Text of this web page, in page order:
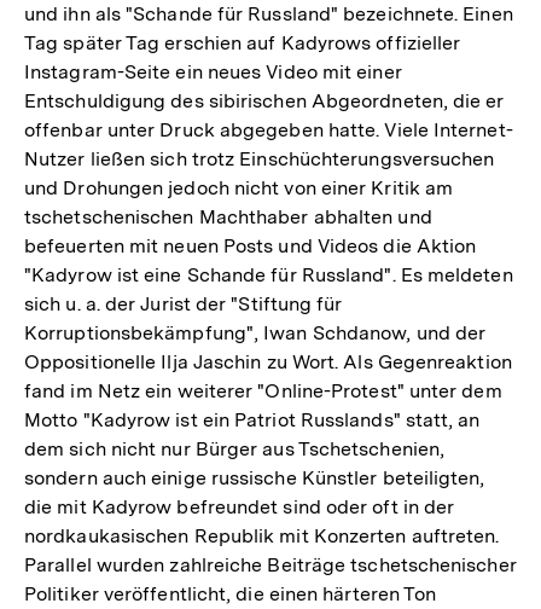
und ihn als "Schande für Russland" bezeichnete. Einen
Tag später Tag erschien auf Kadyrows offizieller
Instagram-Seite ein neues Video mit einer
Entschuldigung des sibirischen Abgeordneten, die er
offenbar unter Druck abgegeben hatte. Viele Internet-
Nutzer ließen sich trotz Einschüchterungsversuchen
und Drohungen jedoch nicht von einer Kritik am
tschetschenischen Machthaber abhalten und
befeuerten mit neuen Posts und Videos die Aktion
"Kadyrow ist eine Schande für Russland". Es meldeten
sich u. a. der Jurist der "Stiftung für
Korruptionsbekämpfung", Iwan Schdanow, und der
Oppositionelle Ilja Jaschin zu Wort. Als Gegenreaktion
fand im Netz ein weiterer "Online-Protest" unter dem
Motto "Kadyrow ist ein Patriot Russlands" statt, an
dem sich nicht nur Bürger aus Tschetschenien,
sondern auch einige russische Künstler beteiligten,
die mit Kadyrow befreundet sind oder oft in der
nordkaukasischen Republik mit Konzerten auftreten.
Parallel wurden zahlreiche Beiträge tschetschenischer
Politiker veröffentlicht, die einen härteren Ton